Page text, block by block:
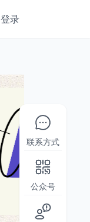
登录
联系方式
公众号